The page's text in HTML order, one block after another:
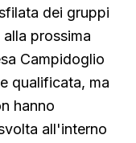
dei gruppi
prossima
Campidoglio
qualificata, ma
hanno
all'interno